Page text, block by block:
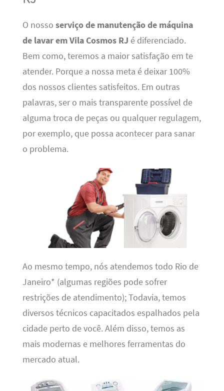
O nosso serviço de manutenção de máquina
de lavar em Vila Cosmos RJ é diferenciado.
Bem como, teremos a maior satisfação em te
atender. Porque a nossa meta é deixar 100%
dos nossos clientes satisfeitos. Em outras
palavras, ser o mais transparente possível de
alguma troca de peças ou qualquer regulagem,
por exemplo, que possa acontecer para sanar
o problema.
Ao mesmo tempo, nós atendemos todo Rio de
Janeiro* (algumas regiões pode sofrer
restrições de atendimento); Todavia, temos
diversos técnicos capacitados espalhados pela
cidade perto de você. Além disso, temos as
mais modernas e melhores ferramentas do
mercado atual.